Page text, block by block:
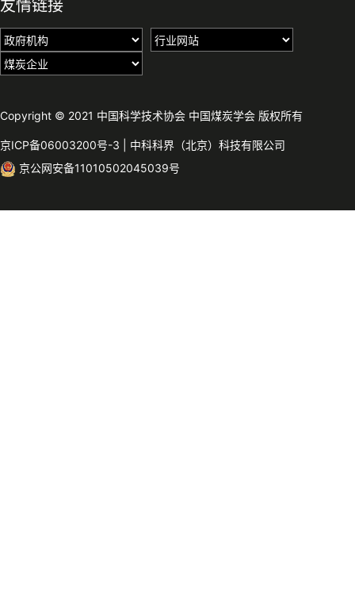
友情链接
Copyright © 2021 中国科学技术协会 中国煤炭学会 版权所有
京ICP备06003200号-3
中科科界（北京）科技有限公司
京公网安备11010502045039号